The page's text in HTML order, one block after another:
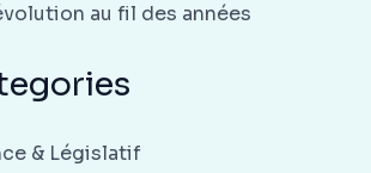
au fil des années
& Législatif